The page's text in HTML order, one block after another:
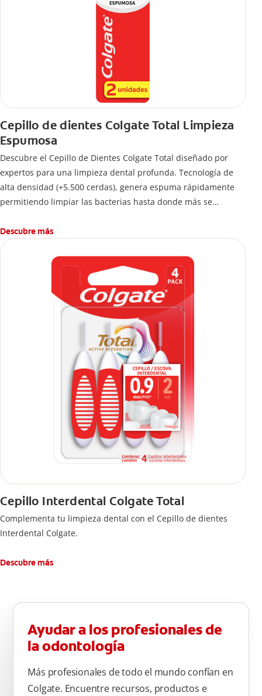
Cepillo de dientes Colgate Total Limpieza
Espumosa
Descubre el Cepillo de Dientes Colgate Total diseñado por
expertos para una limpieza dental profunda. Tecnología de
alta densidad (+5.500 cerdas), genera espuma rápidamente
permitiendo limpiar las bacterias hasta donde más se
Descubre más
Cepillo Interdental Colgate Total
Complementa tu limpieza dental con el Cepillo de dientes
Interdental Colgate.
Descubre más
Ayudar a los profesionales de
la odontología
Más profesionales de todo el mundo confían en
Colgate. Encuentre recursos, productos e